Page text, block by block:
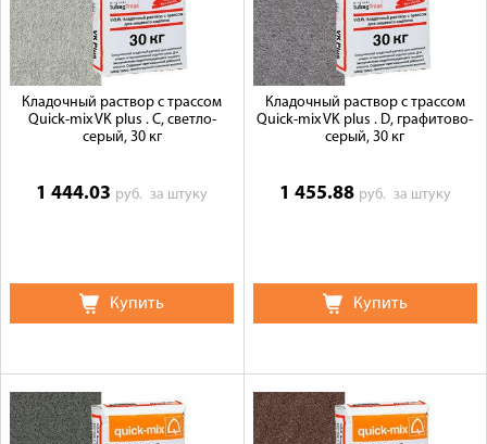
Кладочный раствор с трассом
Quick-mix VK plus . С, светло-
серый, 30 кг
1 444.03 руб.за штуку
Купить
Кладочный раствор с трассом
Quick-mix VK plus . D, графитово-
серый, 30 кг
1 455.88 руб. за штуку
Купить